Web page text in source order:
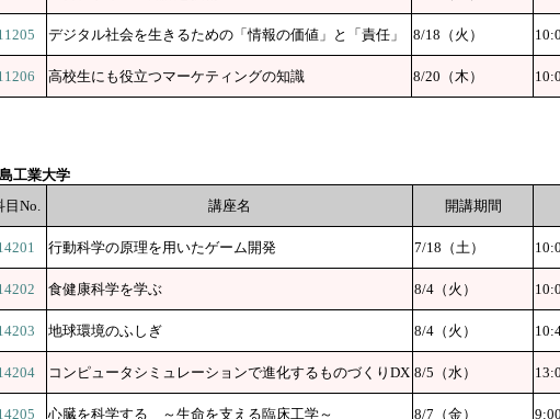
デジタル社会を生きるための「情報の価値」と「責任」 8/18（火）
高校生にも役立つマーケティングの知識 8/20（木）
工業大学
目No.
講座名 開講期間
行動科学の原理を用いたゲーム開発 7/18（土）
食健康科学を学ぶ 8/4（火）
地球環境のふしぎ 8/4（火）
コンピュータシミュレーションで進化するものづくりDX 8/5（水）
心臓を科学する ～生命を支える臨床工学～ 8/7（金）